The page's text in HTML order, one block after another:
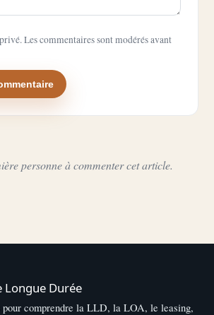
Les commentaires sont modérés avant
personne à commenter cet article.
Longue Durée
pour comprendre la LLD, la LOA, le leasing,